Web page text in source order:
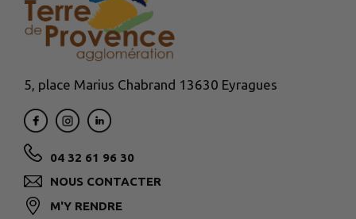
5, place Marius Chabrand 13630 Eyragues
04 32 61 96 30
NOUS CONTACTER
M'Y RENDRE